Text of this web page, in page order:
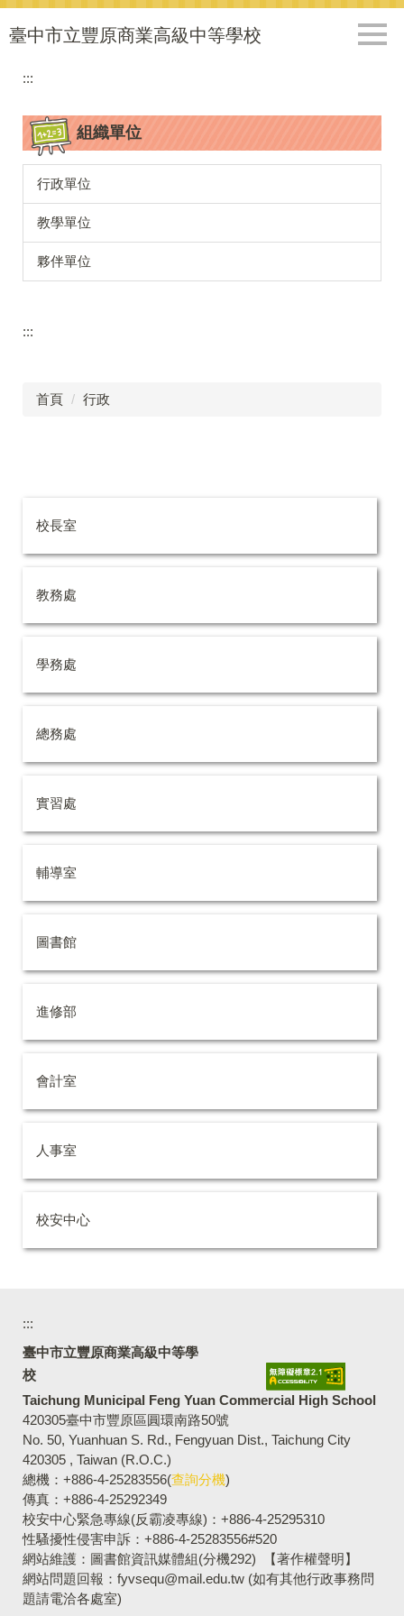
跳
到
臺中市立豐原商業高級中等學校
:::
組織單位
行政單位
教學單位
夥伴單位
:::
首頁 行政
校長室
教務處
學務處
總務處
實習處
輔導室
圖書館
進修部
會計室
人事室
校安中心
:::
臺中市立豐原商業高級中等學
校
Taichung Municipal Feng Yuan Commercial High School
420305臺中市豐原區圓環南路50號
No. 50, Yuanhuan S. Rd., Fengyuan Dist., Taichung City
420305 , Taiwan (R.O.C.)
總機：+886-4-25283556(查詢分機)
傳真：+886-4-25292349
校安中心緊急專線(反霸凌專線)：+886-4-25295310
性騷擾性侵害申訴：+886-4-25283556#520
網站維護：圖書館資訊媒體組(分機292)
【著作權聲明】
網站問題回報：fyvsequ@mail.edu.tw (如有其他行政事務問
題請電洽各處室)